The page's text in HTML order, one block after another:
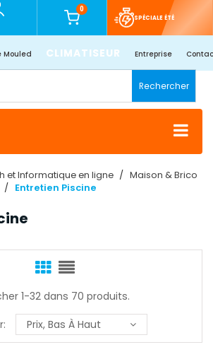
0
SPÉCIALE ÉTÉ
Mouled CLIMATISEUR Entreprise
Rechercher
et Informatique en ligne
Maison & Brico
Entretien Piscine
1-32 dans 70 produits.
Prix, Bas À Haut